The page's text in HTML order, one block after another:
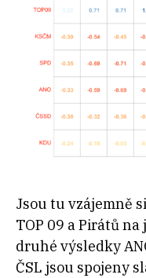
Jsou tu vzájemně
TOP 09 a Pirátů
druhé výsledky
ČSL jsou spojeny